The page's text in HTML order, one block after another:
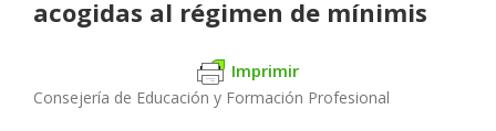
acogidas al régimen de mínimis
Imprimir
Consejería de Educación y Formación Profesional